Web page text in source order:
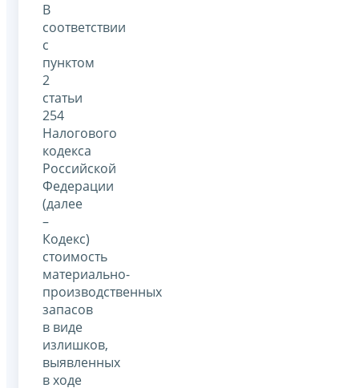
В
соответствии
с
пунктом
2
статьи
254
Налогового
кодекса
Российской
Федерации
(далее
–
Кодекс)
стоимость
материально-
производственных
запасов
в виде
излишков,
выявленных
в ходе